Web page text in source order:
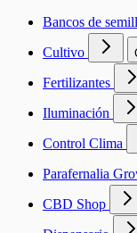
Bancos de
Cultivo
Fertilizantes
Iluminación
Control Clima
Parafernalia
CBD Shop